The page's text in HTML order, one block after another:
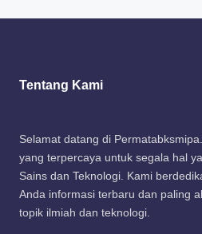
Tentang Kami
Selamat datang di
yang terpercaya untuk segala hal
Sains dan Teknologi. Kami
Anda informasi terbaru dan paling
topik ilmiah dan teknologi.